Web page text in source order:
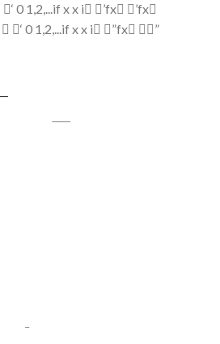
‘ 0 1,2,...ifxx i ’fx ’fx
 ‘ 0 1,2,...ifxx i ”fx ”